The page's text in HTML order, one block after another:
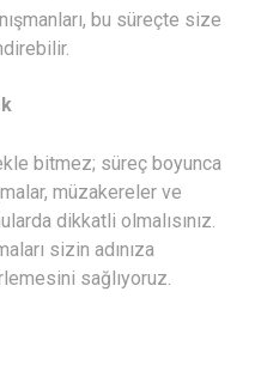
bu süreçte size
bitmez; süreç boyunca
müzakereler ve
dikkatli olmalısınız.
sizin adınıza
sağlıyoruz.